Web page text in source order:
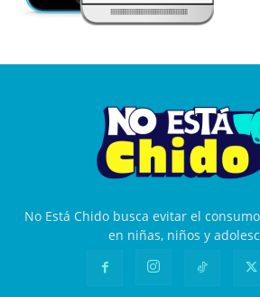
No Está Chido busca evitar el
en niñas, niños y